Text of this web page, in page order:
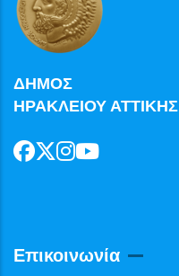
ΔΗΜΟΣ
ΗΡΑΚΛΕΙΟΥ ΑΤΤΙΚΗΣ
Επικοινωνία